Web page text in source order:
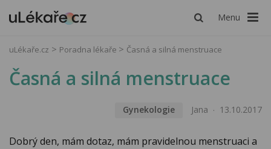
Menu
uLékaře.cz Poradna lékaře Časná a silná menstruace
Časná a silná menstruace
Gynekologie Jana 13.10.2017
Dobrý den, mám dotaz, mám pravidelnou menstruaci a